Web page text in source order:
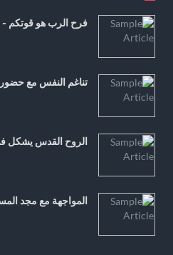
فرح الرب هو قوتكم -
تناغم النفس مع
الروح القدس يشكل
المواجهة مع مجد